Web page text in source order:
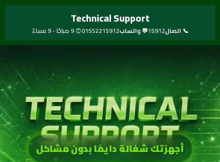
تخطي
Technical Support
📞 اتصال15912💬 واتساب01552215912⏰ 9 صباحًا - 9 مساءً
أجهزتك شغالة دايمًا بدون مشاكل